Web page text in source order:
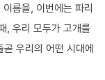
름을, 이번에는 파리
, 우리 모두가 고개를
우리의 어떤 시대에